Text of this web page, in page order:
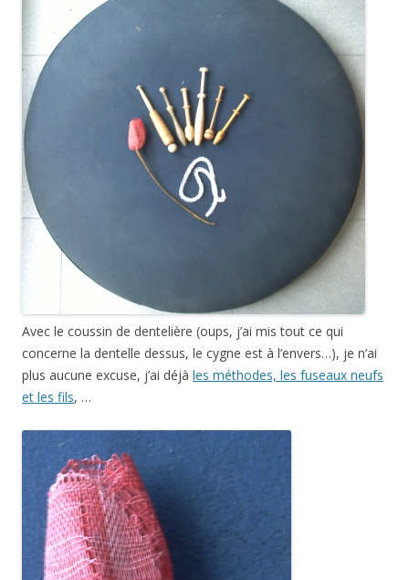
Avec le coussin de dentelière (oups, j’ai mis tout ce qui
concerne la dentelle dessus, le cygne est à l’envers…), je n’ai
plus aucune excuse, j’ai déjà les méthodes, les fuseaux neufs
et les fils, …